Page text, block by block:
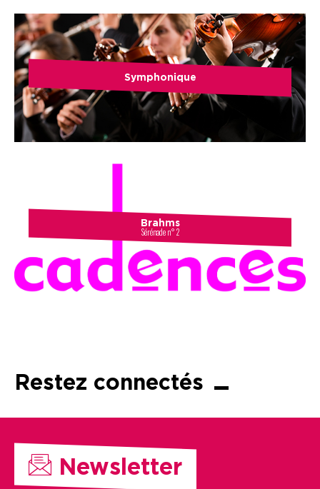
Symphonique
Brahms
Sérénade n° 2
Restez connectés
Newsletter